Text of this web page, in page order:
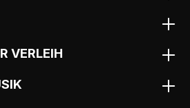
VERLEIH